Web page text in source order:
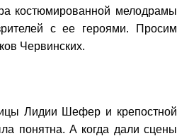
костюмированной мелодрамы
с ее героями. Просим
Червинских.
Лидии Шефер и крепостной
понятна. А когда дали сцены